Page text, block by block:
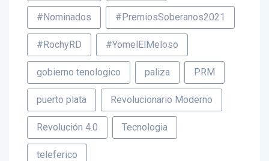
#Nominados #PremiosSoberanos2021
#RochyRD #YomelElMeloso
gobierno tenologico paliza PRM
puerto plata Revolucionario Moderno
Revolución 4.0 Tecnologia
teleferico